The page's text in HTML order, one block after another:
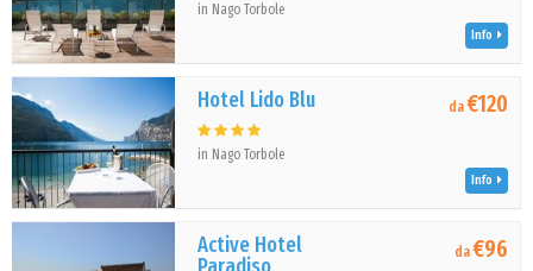
in Nago Torbole
Info
Hotel Lido Blu
in Nago Torbole
da€120
Info
Active Hotel
da€96